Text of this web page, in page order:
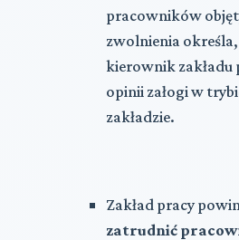
pracowników
zwolnienia
kierownik zakładu
opinii załogi w
zakładzie.
Zakład pracy
zatrudnić